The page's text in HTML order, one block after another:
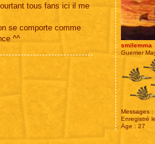
smilemma
Guerrier
Messages :
Enregistré
Âge : 27
tous fans ici il me
se comporte comme
^^